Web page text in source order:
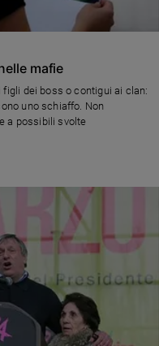
mafie
dei boss o contigui ai clan:
uno schiaffo. Non
a possibili svolte